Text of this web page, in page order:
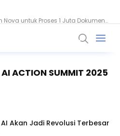
AI ACTION SUMMIT 2025
Akan Jadi Revolusi Terbesar